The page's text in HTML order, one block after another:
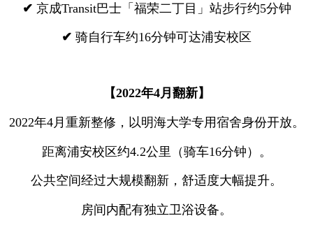
✔ 京成Transit巴士「福荣二丁目」站步行约5分钟
✔ 骑自行车约16分钟可达浦安校区
【2022年4月翻新】
2022年4月重新整修，以明海大学专用宿舍身份开放。
距离浦安校区约4.2公里（骑车16分钟）。
公共空间经过大规模翻新，舒适度大幅提升。
房间内配有独立卫浴设备。